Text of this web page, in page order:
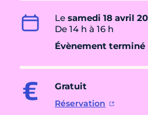
Le samedi 18 avril
De 14 h à 16 h
Évènement terminé
Gratuit
Réservation